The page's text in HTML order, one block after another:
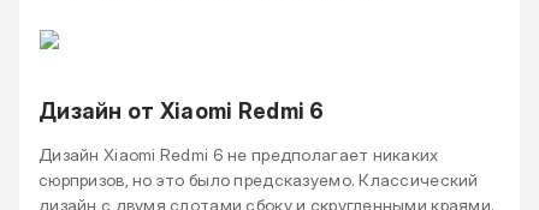
Дизайн от Xiaomi Redmi 6
Дизайн Xiaomi Redmi 6 не предполагает никаких
сюрпризов, но это было предсказуемо. Классический
дизайн с двумя слотами сбоку и скругленными краями.